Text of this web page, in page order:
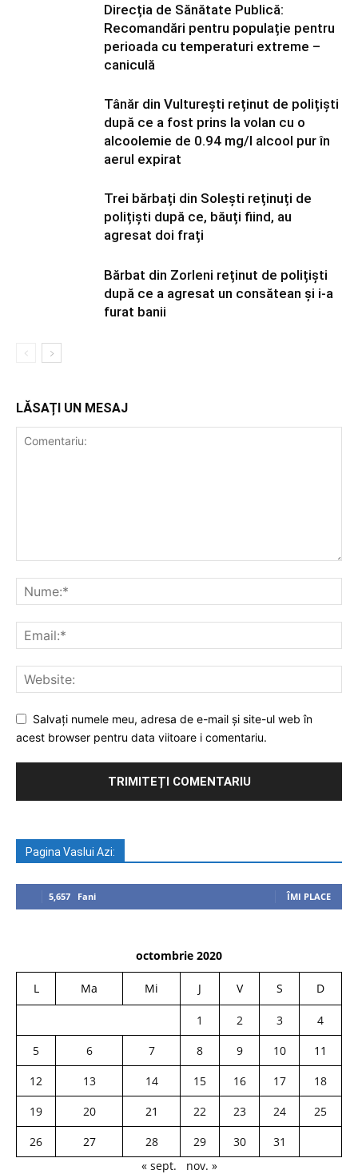
Direcția de Sănătate Publică:
Recomandări pentru populație pentru
perioada cu temperaturi extreme –
caniculă
Tânăr din Vulturești reținut de polițiști
după ce a fost prins la volan cu o
alcoolemie de 0.94 mg/l alcool pur în
aerul expirat
Trei bărbați din Solești reținuți de
polițiști după ce, băuți fiind, au
agresat doi frați
Bărbat din Zorleni reținut de polițiști
după ce a agresat un consătean și i-a
furat banii
LĂSAȚI UN MESAJ
Salvați numele meu, adresa de e-mail și site-ul web în
acest browser pentru data viitoare i comentariu.
Pagina Vaslui Azi:
5,657 Fani ÎMI PLACE
octombrie 2020
L Ma Mi J V S D
1 2 3
4
5
6 7 8 9 10
11
12
13 14 15 16 17
18
19
20 21 22 23 24
25
26
27 28 29 30
31
« sept.
nov. »